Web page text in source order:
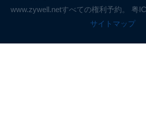
www.zywell.netすべての権利予約。 粤
サイトマップ